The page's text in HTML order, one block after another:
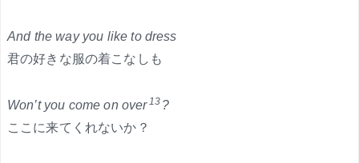
And the way you like to dress
君の好きな服の着こなしも
Won’t you come on over13 ?
ここに来てくれないか？